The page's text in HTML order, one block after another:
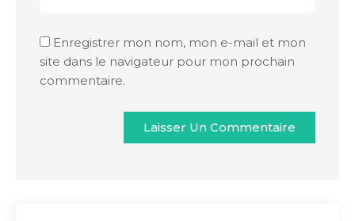
Enregistrer mon nom, mon e-mail et mon
site dans le navigateur pour mon prochain
commentaire.